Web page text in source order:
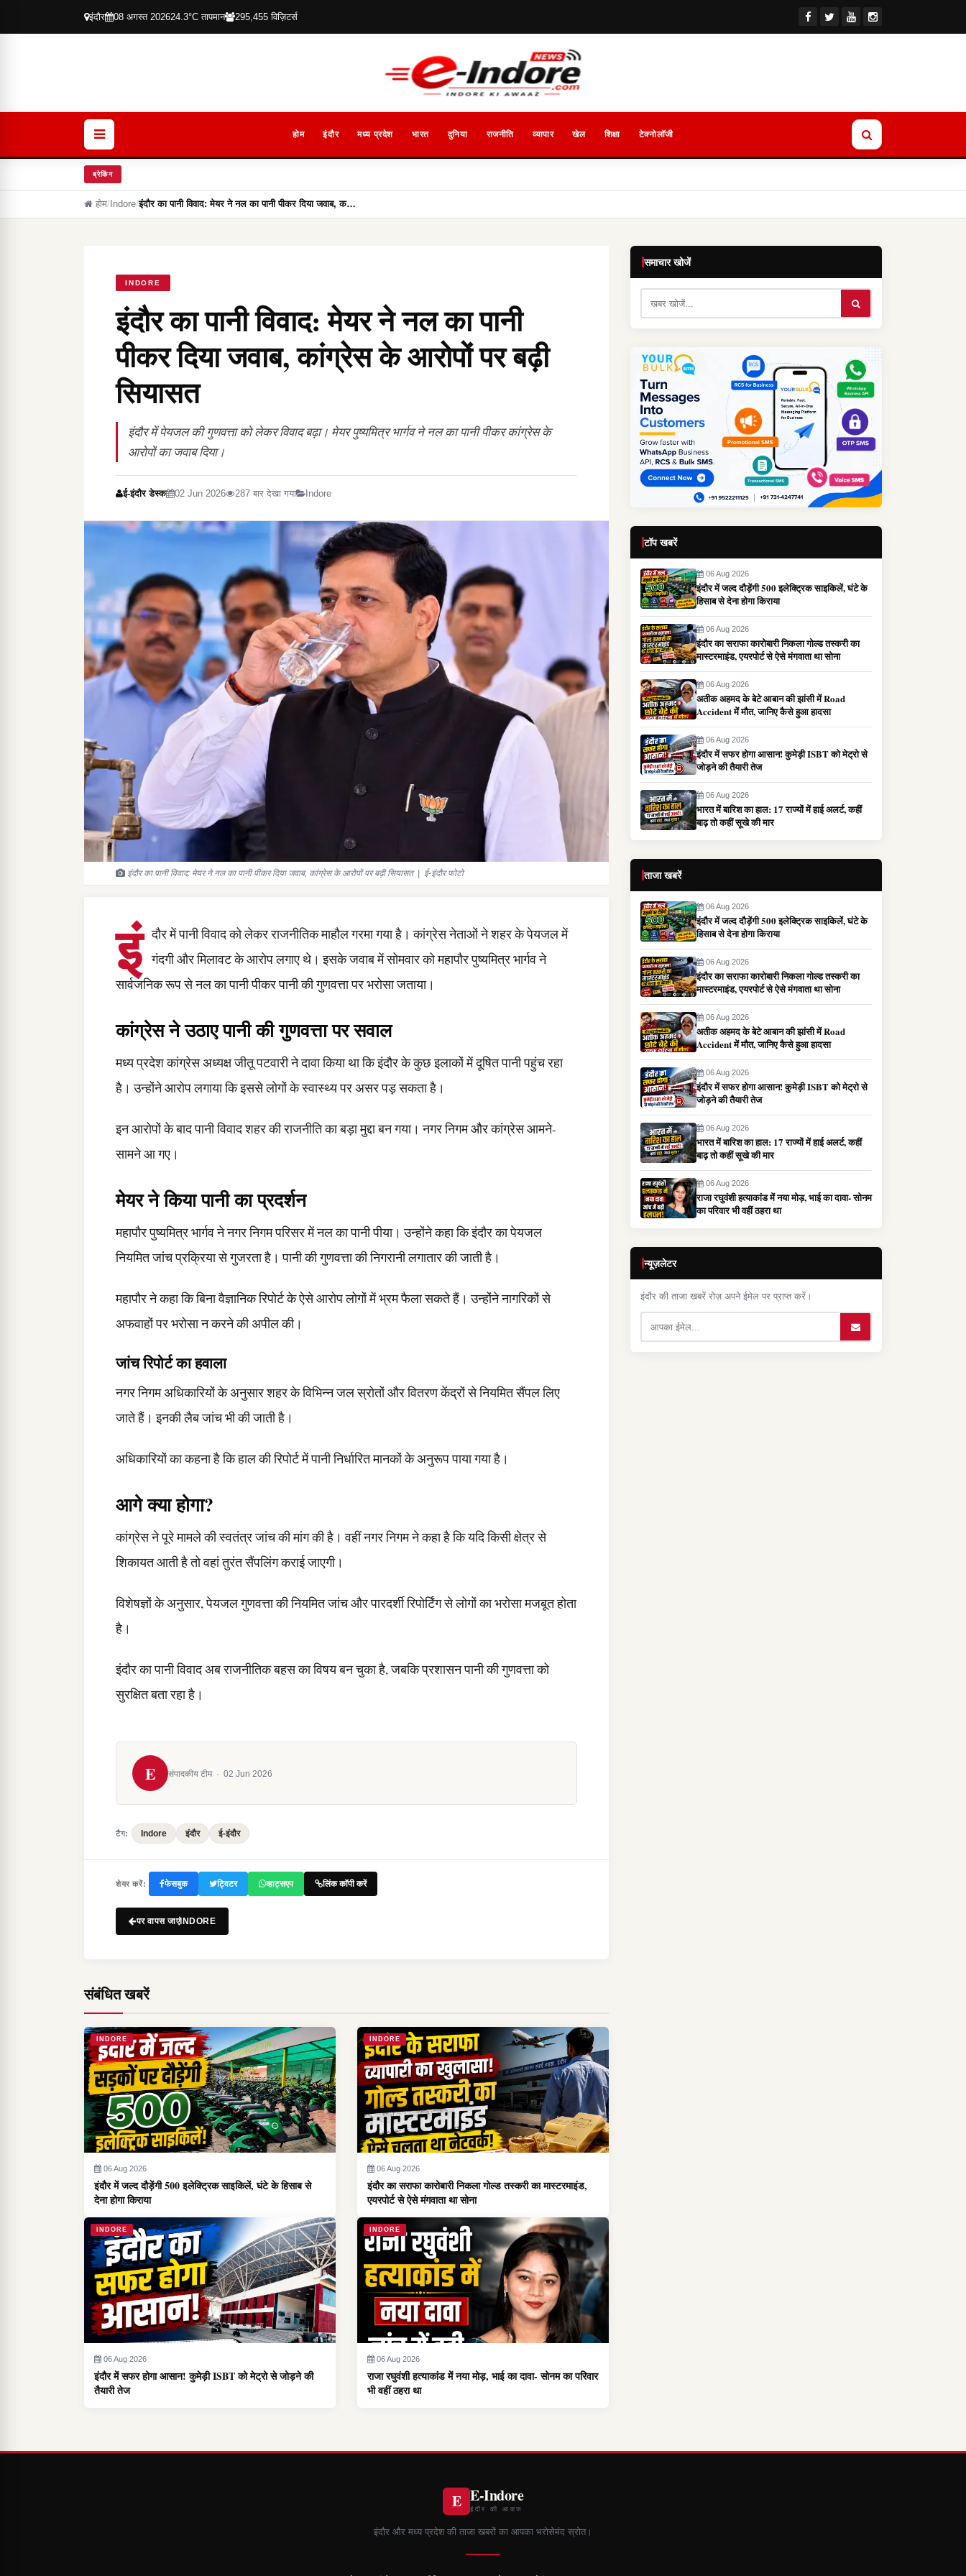
इंदौर 08 अगस्त 202624.3°C तापमान 295,455 विज़िटर्स
होम इंदौर मध्य प्रदेश भारत दुनिया राजनीति व्यापार खेल शिक्षा टेक्नोलॉजी
ब्रेकिंग
होम/ Indore/इंदौर का पानी विवाद: मेयर ने नल का पानी पीकर दिया जवाब, क…
INDORE
इंदौर का पानी विवाद: मेयर ने नल का पानी
पीकर दिया जवाब, कांग्रेस के आरोपों पर बढ़ी
सियासत
इंदौर में पेयजल की गुणवत्ता को लेकर विवाद बढ़ा। मेयर पुष्यमित्र भार्गव ने नल का पानी पीकर कांग्रेस के
आरोपों का जवाब दिया।
ई-इंदौर डेस्क 02 Jun 2026 287 बार देखा गया Indore
इंदौर का पानी विवाद: मेयर ने नल का पानी पीकर दिया जवाब, कांग्रेस के आरोपों पर बढ़ी सियासत | ई-इंदौर फोटो
इं
दौर में पानी विवाद को लेकर राजनीतिक माहौल गरमा गया है। कांग्रेस नेताओं ने शहर के पेयजल में
गंदगी और मिलावट के आरोप लगाए थे। इसके जवाब में सोमवार को महापौर पुष्यमित्र भार्गव ने
सार्वजनिक रूप से नल का पानी पीकर पानी की गुणवत्ता पर भरोसा जताया।
कांग्रेस ने उठाए पानी की गुणवत्ता पर सवाल
मध्य प्रदेश कांग्रेस अध्यक्ष जीतू पटवारी ने दावा किया था कि इंदौर के कुछ इलाकों में दूषित पानी पहुंच रहा
है। उन्होंने आरोप लगाया कि इससे लोगों के स्वास्थ्य पर असर पड़ सकता है।
इन आरोपों के बाद पानी विवाद शहर की राजनीति का बड़ा मुद्दा बन गया। नगर निगम और कांग्रेस आमने-
सामने आ गए।
मेयर ने किया पानी का प्रदर्शन
महापौर पुष्यमित्र भार्गव ने नगर निगम परिसर में नल का पानी पीया। उन्होंने कहा कि इंदौर का पेयजल
नियमित जांच प्रक्रिया से गुजरता है। पानी की गुणवत्ता की निगरानी लगातार की जाती है।
महापौर ने कहा कि बिना वैज्ञानिक रिपोर्ट के ऐसे आरोप लोगों में भ्रम फैला सकते हैं। उन्होंने नागरिकों से
अफवाहों पर भरोसा न करने की अपील की।
जांच रिपोर्ट का हवाला
नगर निगम अधिकारियों के अनुसार शहर के विभिन्न जल स्रोतों और वितरण केंद्रों से नियमित सैंपल लिए
जाते हैं। इनकी लैब जांच भी की जाती है।
अधिकारियों का कहना है कि हाल की रिपोर्ट में पानी निर्धारित मानकों के अनुरूप पाया गया है।
आगे क्या होगा?
कांग्रेस ने पूरे मामले की स्वतंत्र जांच की मांग की है। वहीं नगर निगम ने कहा है कि यदि किसी क्षेत्र से
शिकायत आती है तो वहां तुरंत सैंपलिंग कराई जाएगी।
विशेषज्ञों के अनुसार, पेयजल गुणवत्ता की नियमित जांच और पारदर्शी रिपोर्टिंग से लोगों का भरोसा मजबूत होता
है।
इंदौर का पानी विवाद अब राजनीतिक बहस का विषय बन चुका है, जबकि प्रशासन पानी की गुणवत्ता को
सुरक्षित बता रहा है।
E संपादकीय टीम · 02 Jun 2026
टैग: Indore इंदौर ई-इंदौर
शेयर करें: फेसबुक ट्विटर व्हाट्सएप लिंक कॉपी करें
पर वापस जाएंINDORE
संबंधित खबरें
INDORE
06 Aug 2026
इंदौर में जल्द दौड़ेंगी 500 इलेक्ट्रिक साइकिलें, घंटे के हिसाब से
देना होगा किराया
INDORE
06 Aug 2026
इंदौर का सराफा कारोबारी निकला गोल्ड तस्करी का मास्टरमाइंड,
एयरपोर्ट से ऐसे मंगवाता था सोना
INDORE
06 Aug 2026
इंदौर में सफर होगा आसान! कुमेड़ी ISBT को मेट्रो से जोड़ने की
तैयारी तेज
INDORE
06 Aug 2026
राजा रघुवंशी हत्याकांड में नया मोड़, भाई का दावा- सोनम का परिवार
भी वहीं ठहरा था
समाचार खोजें
टॉप खबरें
06 Aug 2026
इंदौर में जल्द दौड़ेंगी 500 इलेक्ट्रिक साइकिलें, घंटे के
हिसाब से देना होगा किराया
06 Aug 2026
इंदौर का सराफा कारोबारी निकला गोल्ड तस्करी का
मास्टरमाइंड, एयरपोर्ट से ऐसे मंगवाता था सोना
06 Aug 2026
अतीक अहमद के बेटे आबान की झांसी में Road
Accident में मौत, जानिए कैसे हुआ हादसा
06 Aug 2026
इंदौर में सफर होगा आसान! कुमेड़ी ISBT को मेट्रो से
जोड़ने की तैयारी तेज
06 Aug 2026
भारत में बारिश का हाल: 17 राज्यों में हाई अलर्ट, कहीं
बाढ़ तो कहीं सूखे की मार
ताजा खबरें
06 Aug 2026
इंदौर में जल्द दौड़ेंगी 500 इलेक्ट्रिक साइकिलें, घंटे के
हिसाब से देना होगा किराया
06 Aug 2026
इंदौर का सराफा कारोबारी निकला गोल्ड तस्करी का
मास्टरमाइंड, एयरपोर्ट से ऐसे मंगवाता था सोना
06 Aug 2026
अतीक अहमद के बेटे आबान की झांसी में Road
Accident में मौत, जानिए कैसे हुआ हादसा
06 Aug 2026
इंदौर में सफर होगा आसान! कुमेड़ी ISBT को मेट्रो से
जोड़ने की तैयारी तेज
06 Aug 2026
भारत में बारिश का हाल: 17 राज्यों में हाई अलर्ट, कहीं
बाढ़ तो कहीं सूखे की मार
06 Aug 2026
राजा रघुवंशी हत्याकांड में नया मोड़, भाई का दावा- सोनम
का परिवार भी वहीं ठहरा था
न्यूज़लेटर
इंदौर की ताजा खबरें रोज़ अपने ईमेल पर प्राप्त करें।
E E-Indore
इंदौर की आवाज
इंदौर और मध्य प्रदेश की ताजा खबरों का आपका भरोसेमंद स्रोत।